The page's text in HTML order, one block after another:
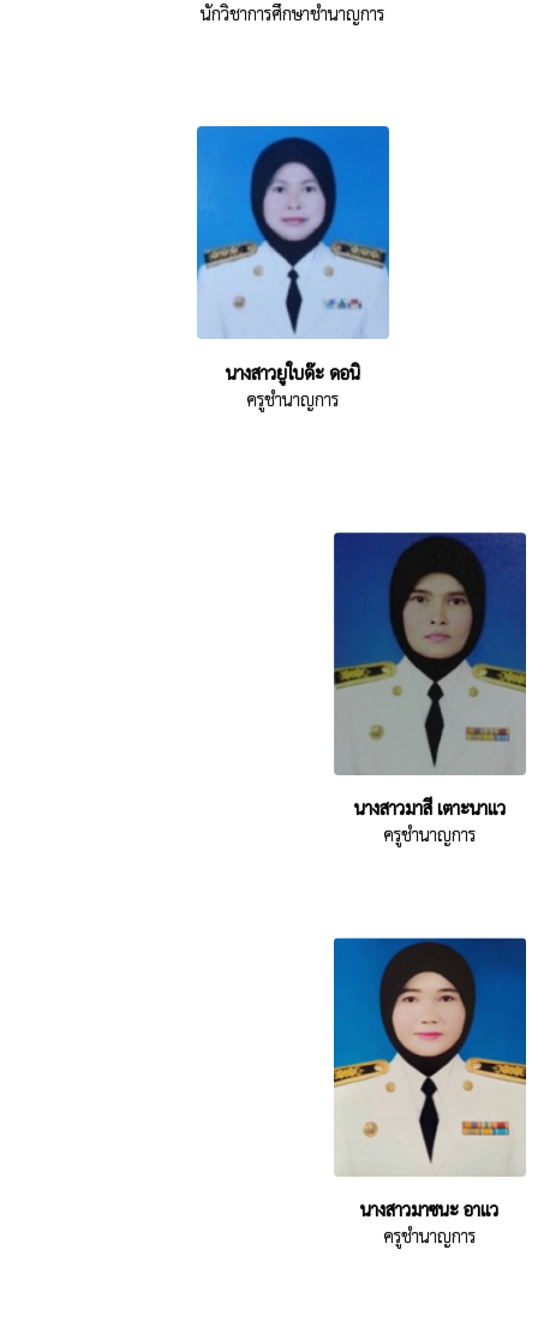
นักวิชาการศึกษาชำนาญการ
นางสาวยูใบด๊ะ ดอนิ
ครูชำนาญการ
นางสาวมาสี เตาะนาแว
ครูชำนาญการ
นางสาวมาซนะ อาแว
ครูชำนาญการ